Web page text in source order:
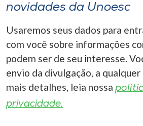
novidades da Unoesc
Usaremos seus dados para
com você sobre informações
podem ser de seu interesse.
envio da divulgação, a
mais detalhes, leia nossa
privacidade.